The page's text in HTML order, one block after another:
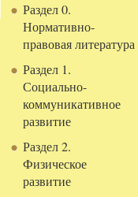
Раздел 0.
Нормативно-
правовая литература
Раздел 1.
Социально-
коммуникативное
развитие
Раздел 2.
Физическое
развитие